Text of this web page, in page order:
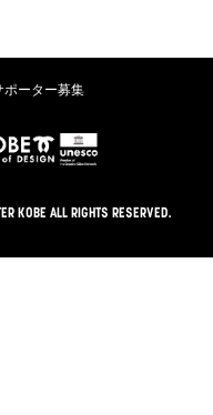
ポーター募集
KOBE ALL RIGHTS RESERVED.